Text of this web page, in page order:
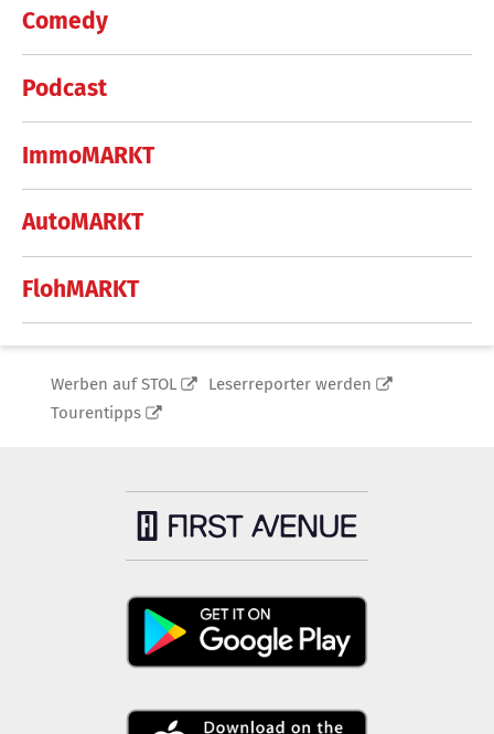
Comedy
Podcast
ImmoMARKT
AutoMARKT
FlohMARKT
Werben auf STOL
Leserreporter werden
Tourentipps